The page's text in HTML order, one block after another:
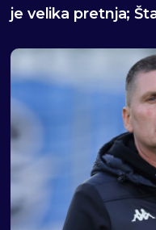
je velika pretnja;